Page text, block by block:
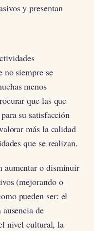
y presentan
no siempre se
menos
que las que
su satisfacción
más la calidad
que se realizan.
aumentar o disminuir
(mejorando o
pueden ser: el
de
nivel cultural, la